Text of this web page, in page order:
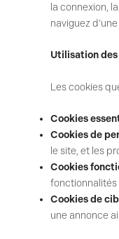
la connexion,
naviguez
Utilisation
Les cookies
Cookies
Cookies de
le site, et les
Cookies
fonctionnalités
Cookies de
une annonce